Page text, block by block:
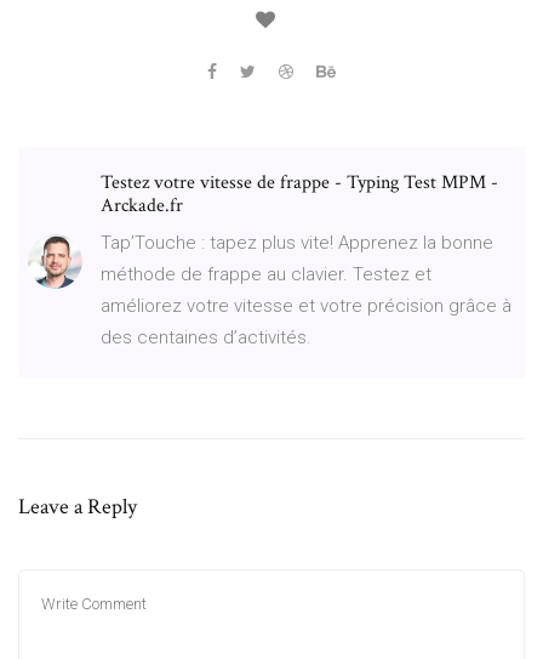
Testez votre vitesse de frappe - Typing Test MPM -
Arckade.fr
Tap’Touche : tapez plus vite! Apprenez la bonne
méthode de frappe au clavier. Testez et
améliorez votre vitesse et votre précision grâce à
des centaines d’activités.
Leave a Reply